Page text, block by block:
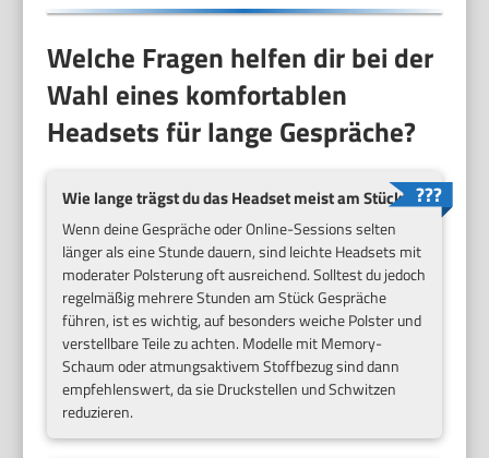
Welche Fragen helfen dir bei der
Wahl eines komfortablen
Headsets für lange Gespräche?
Wie lange trägst du das Headset meist am Stück?
Wenn deine Gespräche oder Online-Sessions selten
länger als eine Stunde dauern, sind leichte Headsets mit
moderater Polsterung oft ausreichend. Solltest du jedoch
regelmäßig mehrere Stunden am Stück Gespräche
führen, ist es wichtig, auf besonders weiche Polster und
verstellbare Teile zu achten. Modelle mit Memory-
Schaum oder atmungsaktivem Stoffbezug sind dann
empfehlenswert, da sie Druckstellen und Schwitzen
reduzieren.